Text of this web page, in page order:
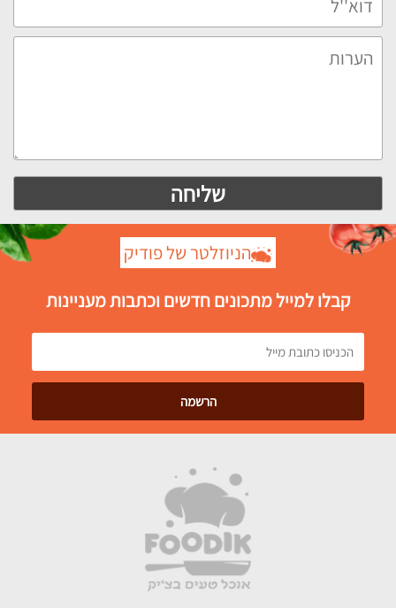
הניוזלטר של פודיק
קבלו למייל מתכונים חדשים וכתבות מעניינות